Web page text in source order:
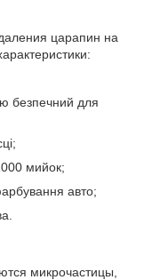
царапин на
безпечний для
мийок;
авто;
микрочастицы,